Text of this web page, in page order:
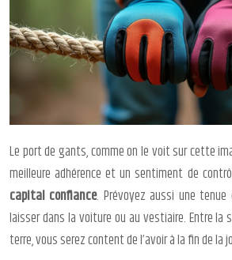
Le port de gants, comme on le voit sur cette
meilleure adhérence et un sentiment de
capital confiance. Prévoyez aussi une
laisser dans la voiture ou au vestiaire. Entre la
terre, vous serez content de l’avoir à la fin de la